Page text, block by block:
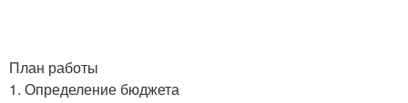
План работы
1. Определение бюджета